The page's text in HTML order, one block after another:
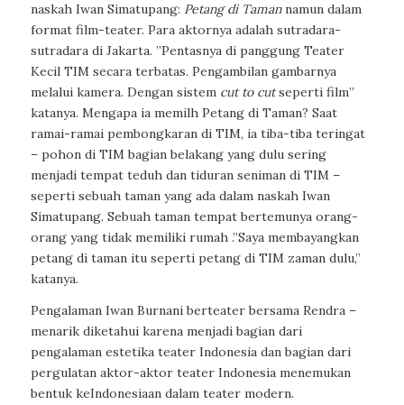
naskah Iwan Simatupang: Petang di Tamannamun dalam
format film-teater. Para aktornya adalah sutradara-
sutradara di Jakarta. ”Pentasnya di panggung Teater
Kecil TIM secara terbatas. Pengambilan gambarnya
melalui kamera. Dengan sistem cut to cutseperti film”
katanya. Mengapa ia memilh Petang di Taman? Saat
ramai-ramai pembongkaran di TIM, ia tiba-tiba teringat
– pohon di TIM bagian belakang yang dulu sering
menjadi tempat teduh dan tiduran seniman di TIM –
seperti sebuah taman yang ada dalam naskah Iwan
Simatupang. Sebuah taman tempat bertemunya orang-
orang yang tidak memiliki rumah .”Saya membayangkan
petang di taman itu seperti petang di TIM zaman dulu,”
katanya.
Pengalaman Iwan Burnani berteater bersama Rendra –
menarik diketahui karena menjadi bagian dari
pengalaman estetika teater Indonesia dan bagian dari
pergulatan aktor-aktor teater Indonesia menemukan
bentuk keIndonesiaan dalam teater modern.